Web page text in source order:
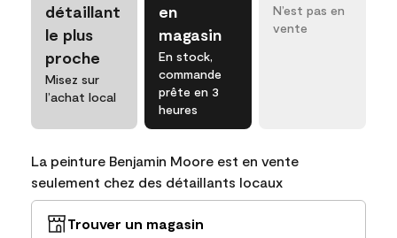
détaillant
le plus
proche
Misez sur
l’achat local
en
magasin
En stock,
commande
prête en 3
heures
N’est pas en
vente
La peinture Benjamin Moore est en vente
seulement chez des détaillants locaux
Trouver un magasin